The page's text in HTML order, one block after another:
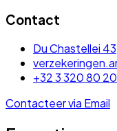
Contact
Du Chastellei
+32 3 320 80 20
Contacteer via Email